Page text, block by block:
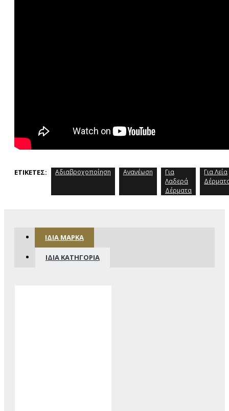
ΕΤΙΚΈΤΕΣ: Αδιαβροχοποίηση Ανανέωση
Για
Λαδερά
Δέρματα
Για Λεία
ΊΔΙΑ ΜΆΡΚΑ
ΊΔΙΑ ΚΑΤΗΓΟΡΊΑ